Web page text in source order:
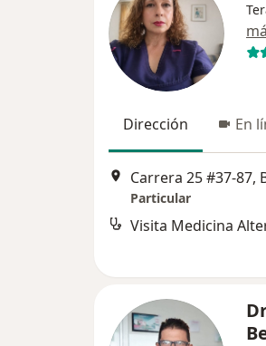
Dirección En
Carrera 25 #37-87,
Particular
Visita Medicina